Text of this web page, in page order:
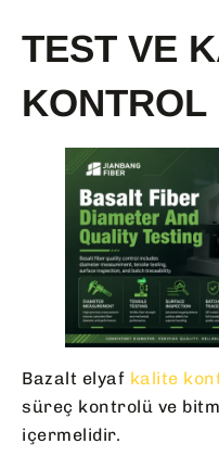
TEST VE
KONTROL
Bazalt elyaf kalite
süreç kontrolü ve
içermelidir.